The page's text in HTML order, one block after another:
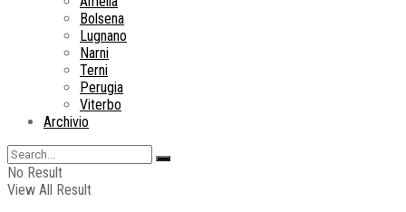
Bolsena
Lugnano
Narni
Terni
Perugia
Viterbo
Archivio
No Result
View All Result